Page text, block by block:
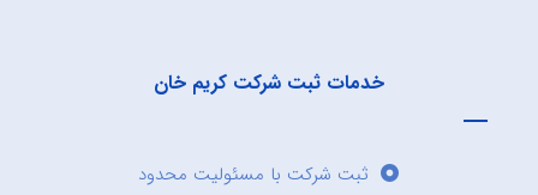
خدمات ثبت شرکت کریم خان
ثبت شرکت با مسئولیت محدود